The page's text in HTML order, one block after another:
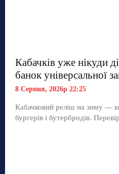
Кабачків уже нікуди
банок універсальної
8 Серпня, 2026р 22:25
Кабачковий реліш на зиму —
бургерів і бутербродів.